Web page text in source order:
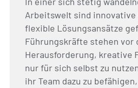
Arbeitswelt sind innovative
flexible Lösungsansätze
Führungskräfte stehen vor
Herausforderung, kreative
nur für sich selbst zu
ihr Team dazu zu